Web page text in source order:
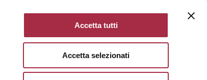
Accetta tutti
Accetta selezionati